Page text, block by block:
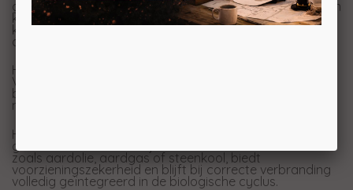
gietijzeren deur en voorzien van een massieve gietijzeren
kookplaat, een echt pareltje. Je kunt tegelijkertijd het
knetterende vuur gebruiken voor je favoriete gerechten:
dat is de CLOU!
Hout – de enige hernieuwbare energiebron ter wereld.
Volgepompt met de kracht van de zon, geeft het
behaaglijke warmte af op koude dagen en ijzige
nachten.
Hout is de belichaming van hernieuwbare energie,
garandeert onafhankelijkheid van fossiele brandstoffen
zoals aardolie, aardgas of steenkool, biedt
voorzieningszekerheid en blijft bij correcte verbranding
volledig geïntegreerd in de biologische cyclus.